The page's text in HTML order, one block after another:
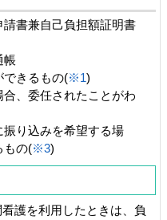
書兼自己負担額証明書
帳
できるもの(※1)
、委任されたことがわ
り込みを希望する場
もの(※3)
護を利用したときは、負